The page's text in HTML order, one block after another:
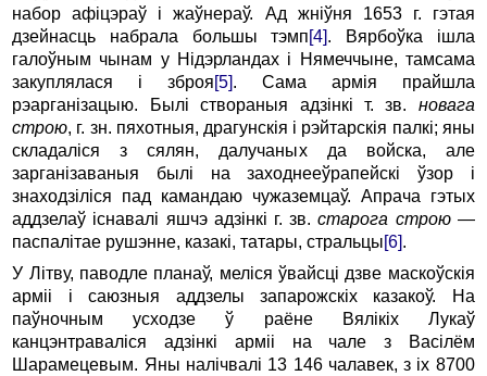
набор афіцэраў і жаўнераў. Ад жніўня 1653 г. гэтая
дзейнасць набрала большы тэмп[4]. Вярбоўка ішла
галоўным чынам у Нідэрландах і Нямеччыне, тамсама
закуплялася і зброя[5]. Сама армія прайшла
рэарганізацыю. Былі створаныя адзінкі т. зв. новага
строю, г. зн. пяхотныя, драгунскія і рэйтарскія палкі; яны
складаліся з сялян, далучаных да войска, але
зарганізаваныя былі на заходнееўрапейскі ўзор і
знаходзіліся пад камандаю чужаземцаў. Апрача гэтых
аддзелаў існавалі яшчэ адзінкі г. зв.старога строю—
паспалітае рушэнне, казакі, татары, стральцы[6].
У Літву, паводле планаў, меліся ўвайсці дзве маскоўскія
арміі і саюзныя аддзелы запарожскіх казакоў. На
паўночным усходзе ў раёне Вялікіх Лукаў
канцэнтраваліся адзінкі арміі на чале з Васілём
Шарамецевым. Яны налічвалі 13 146 чалавек, з іх 8700